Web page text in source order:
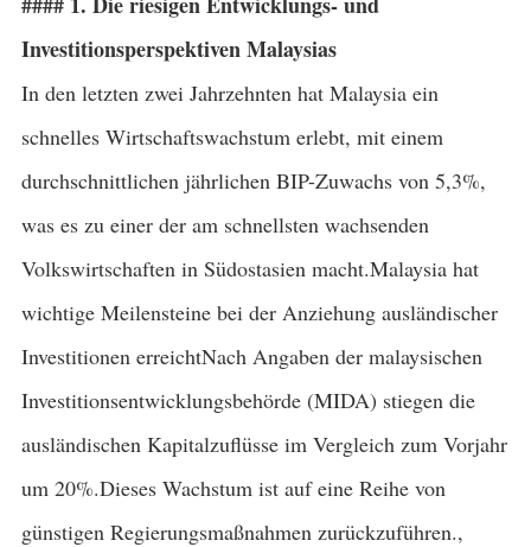
Investitionsperspektiven Malaysias
In den letzten zwei Jahrzehnten hat Malaysia ein
schnelles Wirtschaftswachstum erlebt, mit einem
durchschnittlichen jährlichen BIP-Zuwachs von 5,3%,
was es zu einer der am schnellsten wachsenden
Volkswirtschaften in Südostasien macht.Malaysia hat
wichtige Meilensteine bei der Anziehung ausländischer
Investitionen erreichtNach Angaben der malaysischen
Investitionsentwicklungsbehörde (MIDA) stiegen die
ausländischen Kapitalzuflüsse im Vergleich zum Vorjahr
um 20%.Dieses Wachstum ist auf eine Reihe von
günstigen Regierungsmaßnahmen zurückzuführen.,